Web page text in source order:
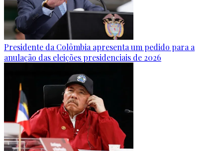
Presidente da Colômbia apresenta um pedido para a
anulação das eleições presidenciais de 2026